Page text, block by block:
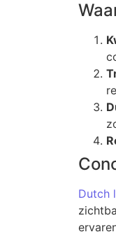
Dutch